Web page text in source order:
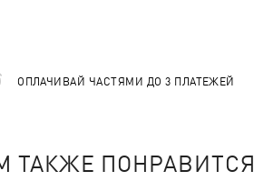
ОПЛАЧИВАЙ ЧАСТЯМИ ДО 3 ПЛАТЕЖЕЙ
ТАКЖЕ ПОНРАВИТСЯ